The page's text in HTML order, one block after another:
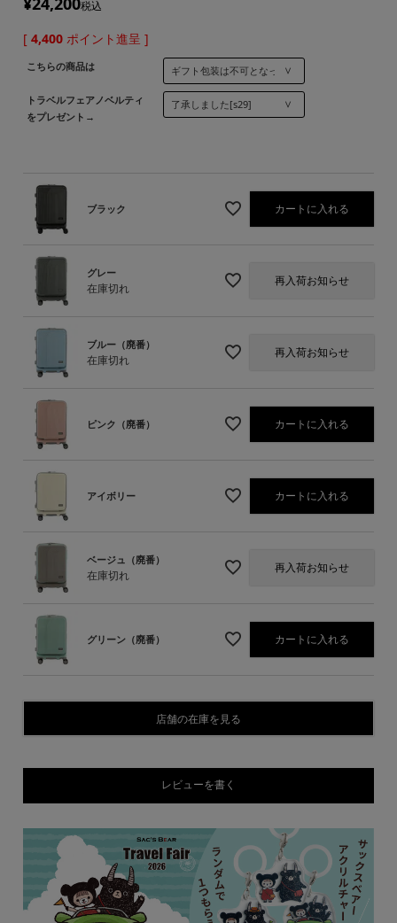
税込
[ 4,400 ポイント進呈 ]
こちらの商品は
トラベルフェアノベルティ
をプレゼント→
ブラック カートに入れる
グレー
在庫切れ
再入荷お知らせ
ブルー（廃番）
在庫切れ
再入荷お知らせ
ピンク（廃番） カートに入れる
アイボリー カートに入れる
ベージュ（廃番）
在庫切れ
再入荷お知らせ
グリーン（廃番） カートに入れる
店舗の在庫を見る
レビューを書く